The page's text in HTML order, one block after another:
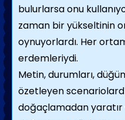
bulurlarsa onu
zaman bir yükseltinin
oynuyorlardı. Her
erdemleriydi.
Metin, durumları,
özetleyen
doğaçlamadan yaratır